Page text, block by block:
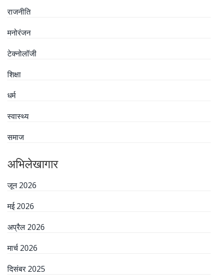
राजनीति
मनोरंजन
टेक्नोलॉजी
शिक्षा
धर्म
स्वास्थ्य
समाज
अभिलेखागार
जून 2026
मई 2026
अप्रैल 2026
मार्च 2026
दिसंबर 2025